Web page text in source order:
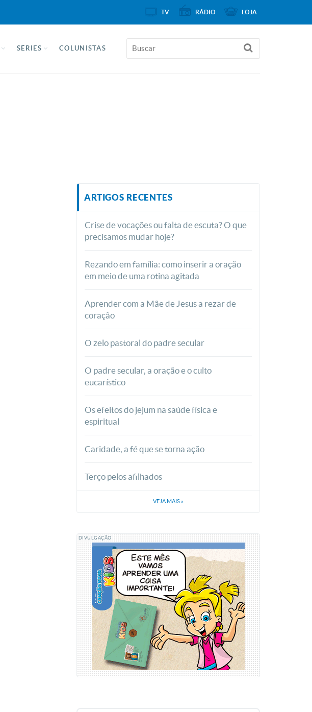
SÉRIES COLUNISTAS
ARTIGOS RECENTES
Crise de vocações ou falta de escuta? O que
precisamos mudar hoje?
Rezando em família: como inserir a oração
em meio de uma rotina agitada
Aprender com a Mãe de Jesus a rezar de
coração
O zelo pastoral do padre secular
O padre secular, a oração e o culto
eucarístico
Os efeitos do jejum na saúde física e
espiritual
Caridade, a fé que se torna ação
Terço pelos afilhados
VEJA MAIS »
DIVULGAÇÃO
TV RÁDIO LOJA